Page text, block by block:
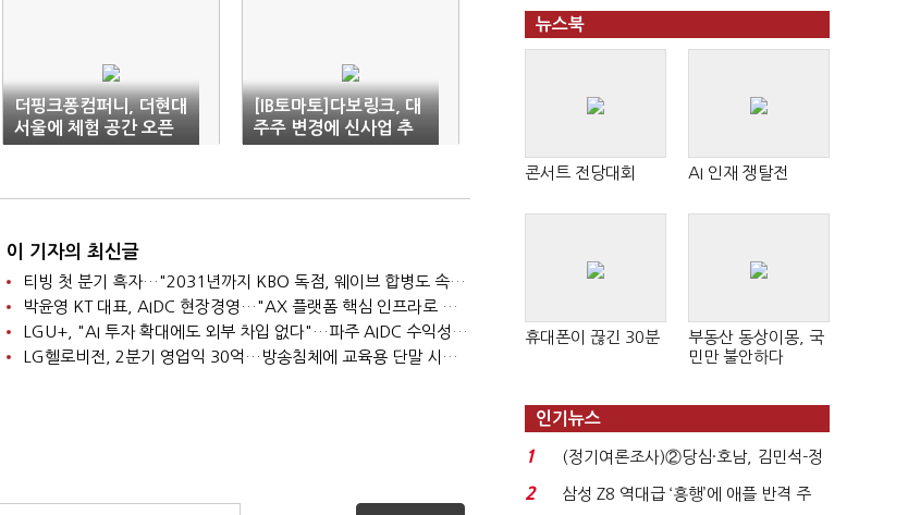
더핑크퐁컴퍼니, 더현대
서울에 체험 공간 오픈
[IB토마토]다보링크, 대
주주 변경에 신사업 추
진…사업 성공 '미지수'
이 기자의 최신글
티빙 첫 분기 흑자…"2031년까지 KBO 독점, 웨이브 합병도 속도"
박윤영 KT 대표, AIDC 현장경영…"AX 플랫폼 핵심 인프라로 키운다"
LGU+, "AI 투자 확대에도 외부 차입 없다"…파주 AIDC 수익성 자신
LG헬로비전, 2분기 영업익 30억…방송침체에 교육용 단말 시장도 축소
뉴스북
콘서트 전당대회 AI 인재 쟁탈전
휴대폰이 끊긴 30분
부동산 동상이몽, 국
민만 불안하다
인기뉴스
1
(정기여론조사)②당심·호남, 김민석-정
청래 '초접전'...
2
삼성 Z8 역대급 ‘흥행’에 애플 반격 주